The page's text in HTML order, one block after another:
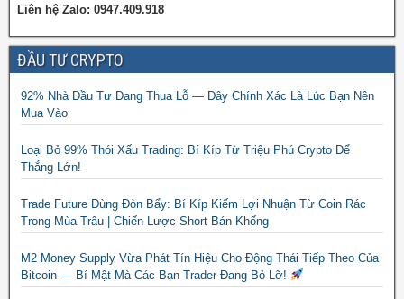
Liên hệ Zalo: 0947.409.918
ĐẦU TƯ CRYPTO
92% Nhà Đầu Tư Đang Thua Lỗ — Đây Chính Xác Là Lúc Bạn Nên
Mua Vào
Loại Bỏ 99% Thói Xấu Trading: Bí Kíp Từ Triệu Phú Crypto Để
Thắng Lớn!
Trade Future Dùng Đòn Bẩy: Bí Kíp Kiếm Lợi Nhuận Từ Coin Rác
Trong Mùa Trâu | Chiến Lược Short Bán Khống
M2 Money Supply Vừa Phát Tín Hiệu Cho Động Thái Tiếp Theo Của
Bitcoin — Bí Mật Mà Các Bạn Trader Đang Bỏ Lỡ!